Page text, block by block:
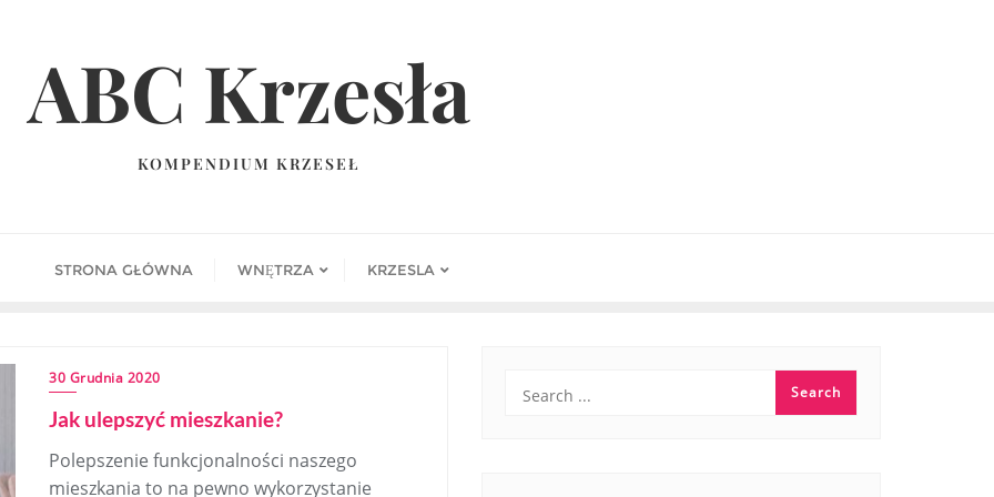
ABC Krzesła
KOMPENDIUM KRZESEŁ
STRONA GŁÓWNA WNĘTRZA KRZESLA
30 Grudnia 2020
Jak ulepszyć mieszkanie?
Polepszenie funkcjonalności naszego
mieszkania to na pewno wykorzystanie